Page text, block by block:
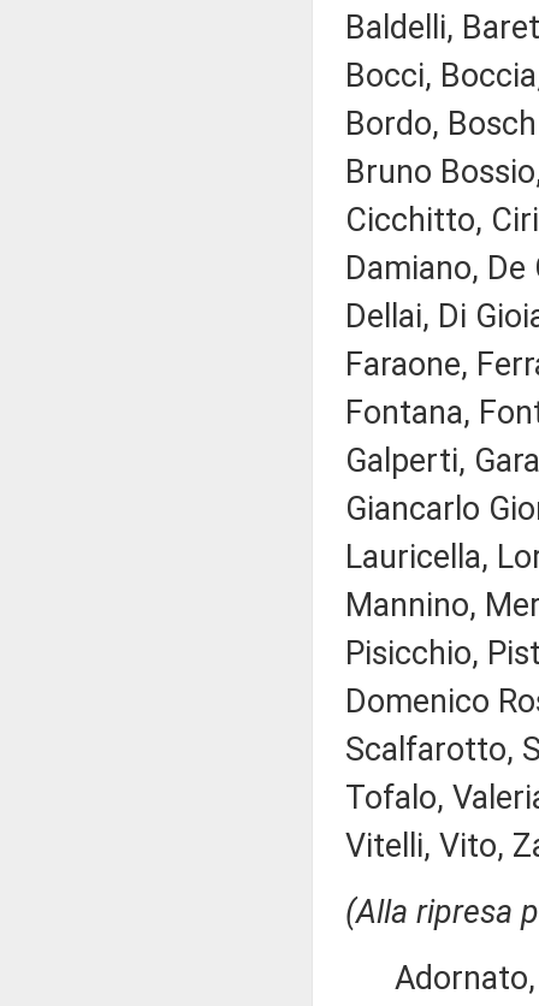
Baldelli,
Bocci,
Bordo,
Bruno
Cicchitto,
Damiano,
Dellai, Di
Faraone,
Fontana,
Galperti,
Giancarlo
Lauricella,
Mannino,
Pisicchio,
Domenico
Scalfarotto,
Tofalo,
Vitelli, Vito,
(Alla ripresa
Adornato,